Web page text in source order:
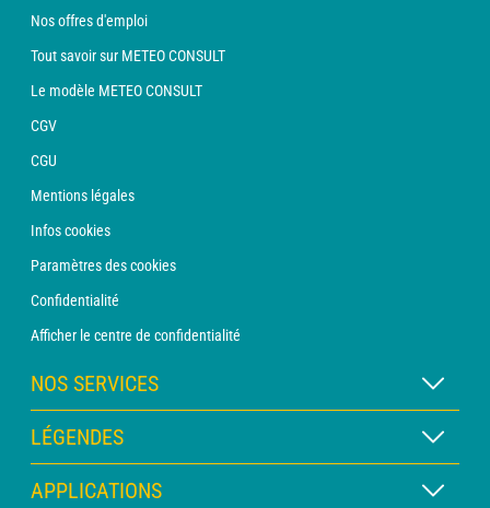
Nos offres d'emploi
Tout savoir sur METEO CONSULT
Le modèle METEO CONSULT
CGV
CGU
Mentions légales
Infos cookies
Paramètres des cookies
Confidentialité
Afficher le centre de confidentialité
NOS SERVICES
Abonnement METEO Xpert
Abonnement METEO PRO
Consultation avec un prévisionniste
LÉGENDES
Légende des cartes
APPLICATIONS